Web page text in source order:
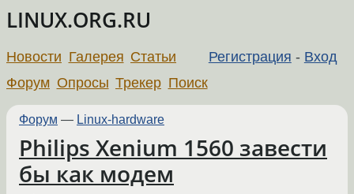
LINUX.ORG.RU
Регистрация - Вход
Новости Галерея Статьи
Форум Опросы Трекер Поиск
Форум — Linux-hardware
Philips Xenium 1560 завести
бы как модем